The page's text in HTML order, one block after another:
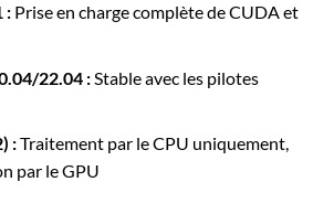
:Prise en charge complète de CUDA et
22.04 :Stable avec les pilotes
:Traitement par le CPU uniquement,
par le GPU